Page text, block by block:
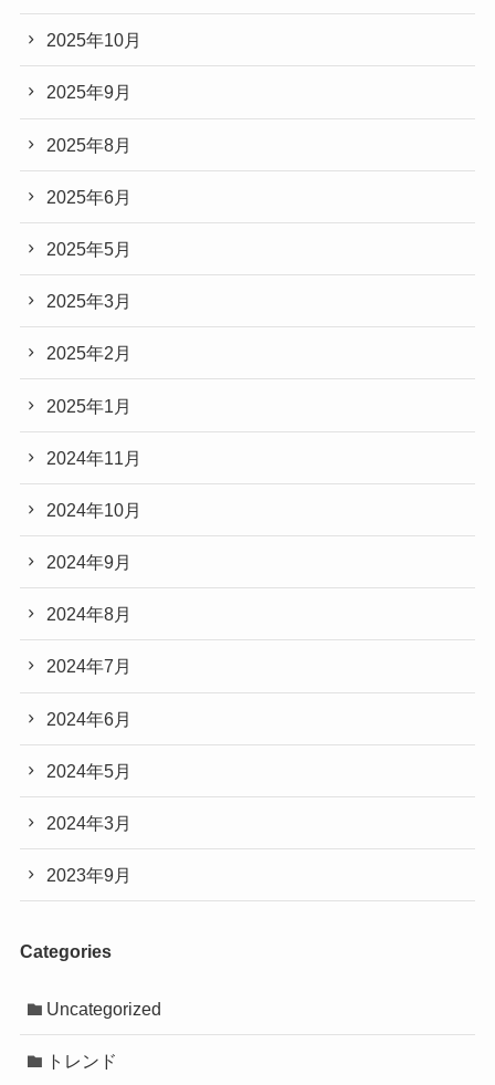
2025年10月
2025年9月
2025年8月
2025年6月
2025年5月
2025年3月
2025年2月
2025年1月
2024年11月
2024年10月
2024年9月
2024年8月
2024年7月
2024年6月
2024年5月
2024年3月
2023年9月
Categories
Uncategorized
トレンド